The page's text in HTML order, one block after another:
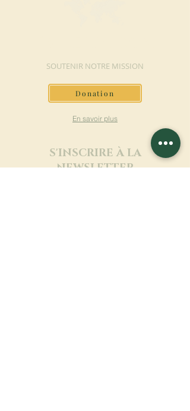
SOUTENIR NOTRE MISSION
Donation
En savoir plus
S'INSCRIRE À LA
NEWSLETTER